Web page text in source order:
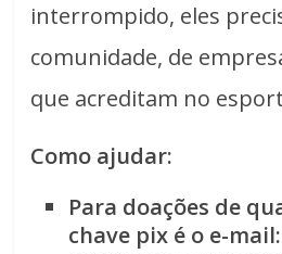
interrompido, eles
comunidade, de
que acreditam no
Como ajudar:
Para doações de
chave pix é o e-mail: